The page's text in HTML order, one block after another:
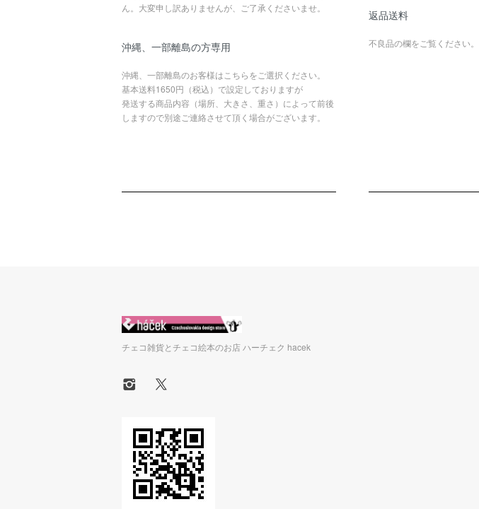
ん。大変申し訳ありませんが、ご了承くださいませ。
沖縄、一部離島の方専用
沖縄、一部離島のお客様はこちらをご選択ください。
基本送料1650円（税込）で設定しておりますが
発送する商品内容（場所、大きさ、重さ）によって前後
しますので別途ご連絡させて頂く場合がございます。
返品送料
不良品の欄をご覧ください。
チェコ雑貨とチェコ絵本のお店 ハーチェク hacek